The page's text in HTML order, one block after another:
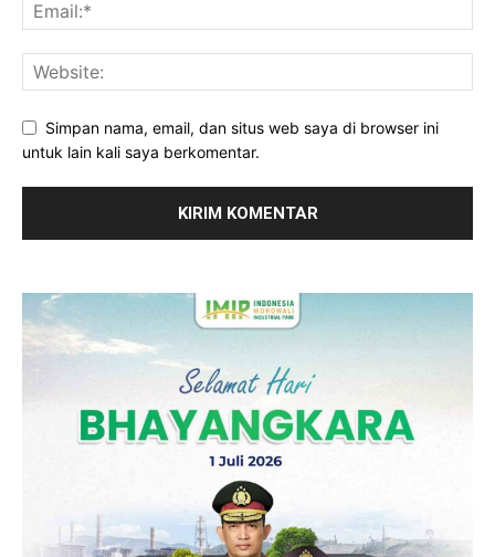
Simpan nama, email, dan situs web saya di browser ini
untuk lain kali saya berkomentar.